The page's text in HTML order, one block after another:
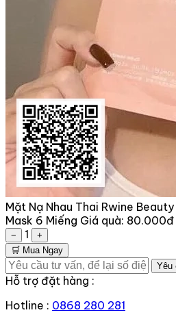
Mặt Nạ Nhau Thai Rwine
Mask 6 Miếng Giá quà: 80.000đ
− 1
+
🛒 Mua Ngay
Yêu
Hỗ trợ đặt hàng :
Hotline : 0868 280 281